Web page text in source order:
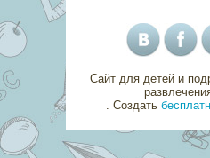
Сайт для детей и
Создать